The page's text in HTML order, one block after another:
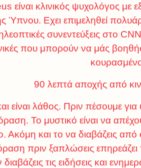
είναι κλινικός ψυχολόγος με
Ύπνου. Εχει επιμεληθεί
συνεντεύξεις στο
που μπορούν να μάς
90 λεπτά αποχής από
είναι λάθος. Πριν πέσουμε
Το μυστικό είναι να
Ακόμη και το να διαβάζεις
πριν ξαπλώσεις
τις ειδήσεις και